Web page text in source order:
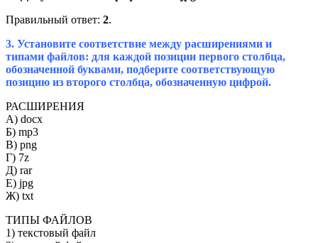
Правильный ответ: 2.
3. Установите соответствие между расширениями и
типами файлов: для каждой позиции первого столбца,
обозначенной буквами, подберите соответствующую
позицию из второго столбца, обозначенную цифрой.
РАСШИРЕНИЯ
А) docx
Б) mp3
В) png
Г) 7z
Д) rar
Е) jpg
Ж) txt
ТИПЫ ФАЙЛОВ
1) текстовый файл